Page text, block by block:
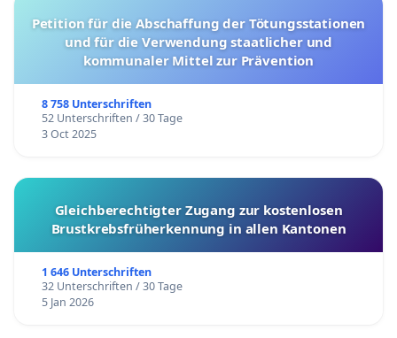
Petition für die Abschaffung der Tötungsstationen
und für die Verwendung staatlicher und
kommunaler Mittel zur Prävention
8 758 Unterschriften
52 Unterschriften / 30 Tage
3 Oct 2025
Gleichberechtigter Zugang zur kostenlosen
Brustkrebsfrüherkennung in allen Kantonen
1 646 Unterschriften
32 Unterschriften / 30 Tage
5 Jan 2026